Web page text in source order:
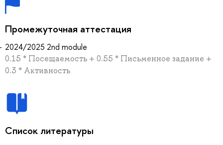
Промежуточная аттестация
2024/2025 2nd module
0.15 * Посещаемость + 0.55 * Письменное задание +
0.3 * Активность
Список литературы